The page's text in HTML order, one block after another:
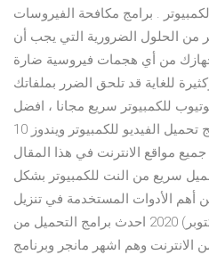
. برامج مكافحة الفيروسات
المجانية 2020 تعتبر من الحلول الضرورية التي يجب أن
جهازك من أي هجمات فيروسية ضارة
للغاية قد تلحق الضرر بملفاتك
للكمبيوتر سريع مجانا ، افضل
5 برامج تحميل الفيديو للكمبيوتر ويندوز 10 mp3، تنزيل فيديوهات
مواقع الانترنت في هذا المقال
سريع من النت للكمبيوتر بشكل
أهم الأدوات المستخدمة في تنزيل
الفيديو وال 30 تشرين الأول (أكتوبر) 2020 احدث برامج التحميل من
من الانترنت وهم اشهر مانجر وبرنامج